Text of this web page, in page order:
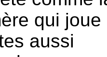
qui
aussi